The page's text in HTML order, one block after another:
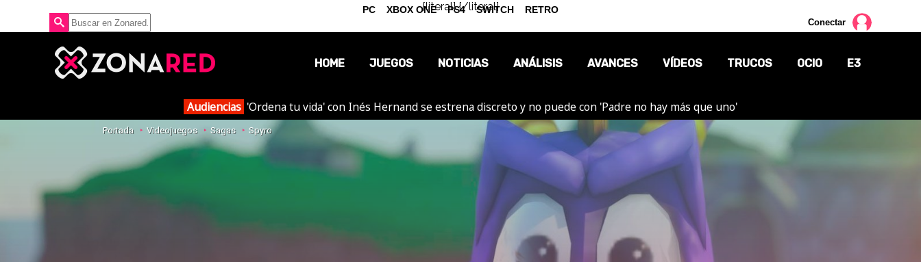
{literal}{/literal}
Conectar
HOME JUEGOS NOTICIAS
OPINIÓN
REPORTAJES
ANÁLISIS AVANCES VÍDEOS TRUCOS OCIO E3
Audiencias 'Ordena tu vida' con Inés Hernand se estrena discreto y no puede con 'Padre no hay más que uno'
Portada Videojuegos Sagas Spyro
PC XBOX ONE PS4 SWITCH RETRO